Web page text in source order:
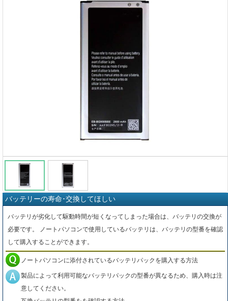
バッテリーの寿命･交換してほしい
バッテリが劣化して駆動時間が短くなってしまった場合は、バッテリの交換が
必要です。 ノートパソコンで使用しているバッテリは、バッテリの型番を確認
して購入することができます。
ノートパソコンに添付されているバッテリパックを購入する方法
製品によって利用可能なバッテリパックの型番が異なるため、購入時は注
意してください。